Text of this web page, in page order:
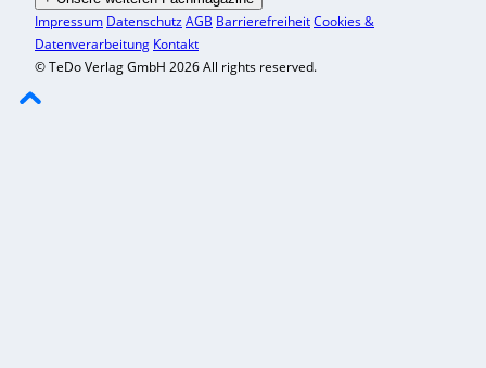
Impressum DatenschutzAGB BarrierefreiheitCookies &
Datenverarbeitung Kontakt
© TeDo Verlag GmbH 2026 All rights reserved.